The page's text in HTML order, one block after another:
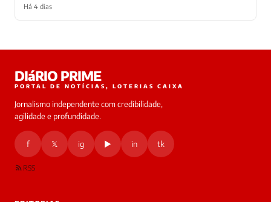
Há 4 dias
online
DIáRIO PRIME
PORTAL DE NOTÍCIAS, LOTERIAS CAIXA
Jornalismo independente com credibilidade,
agilidade e profundidade.
f 𝕏 ig ▶ in tk
RSS